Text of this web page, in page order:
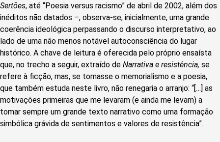
Sertões, até “Poesia versus racismo” de abril de 2002, além dos
inéditos não datados –, observa-se, inicialmente, uma grande
coerência ideológica perpassando o discurso interpretativo, ao
lado de uma não menos notável autoconsciência do lugar
histórico. A chave de leitura é oferecida pelo próprio ensaísta
que, no trecho a seguir, extraído de Narrativa e resistência, se
refere à ficção, mas, se tomasse o memorialismo e a poesia,
que também estuda neste livro, não renegaria o arranjo: “[…] as
motivações primeiras que me levaram (e ainda me levam) a
tomar sempre um grande texto narrativo como uma formação
simbólica grávida de sentimentos e valores de resistência”.